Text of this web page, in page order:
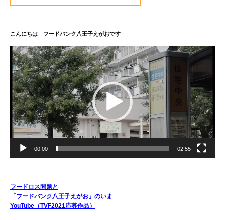
こんにちは フードバンク八王子えがおです
動
画
プ
レ
ー
ヤ
ー
00:00 02:55
フードロス問題と
「フードバンク八王子えがお」のいま
YouTube（TVF2021応募作品）